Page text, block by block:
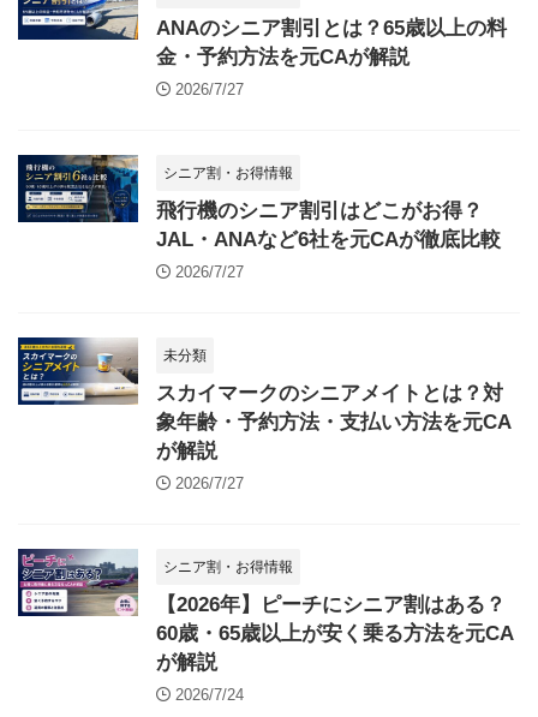
ANAのシニア割引とは？65歳以上の料
金・予約方法を元CAが解説
2026/7/27
シニア割・お得情報
飛行機のシニア割引はどこがお得？
JAL・ANAなど6社を元CAが徹底比較
2026/7/27
未分類
スカイマークのシニアメイトとは？対
象年齢・予約方法・支払い方法を元CA
が解説
2026/7/27
シニア割・お得情報
【2026年】ピーチにシニア割はある？
60歳・65歳以上が安く乗る方法を元CA
が解説
2026/7/24